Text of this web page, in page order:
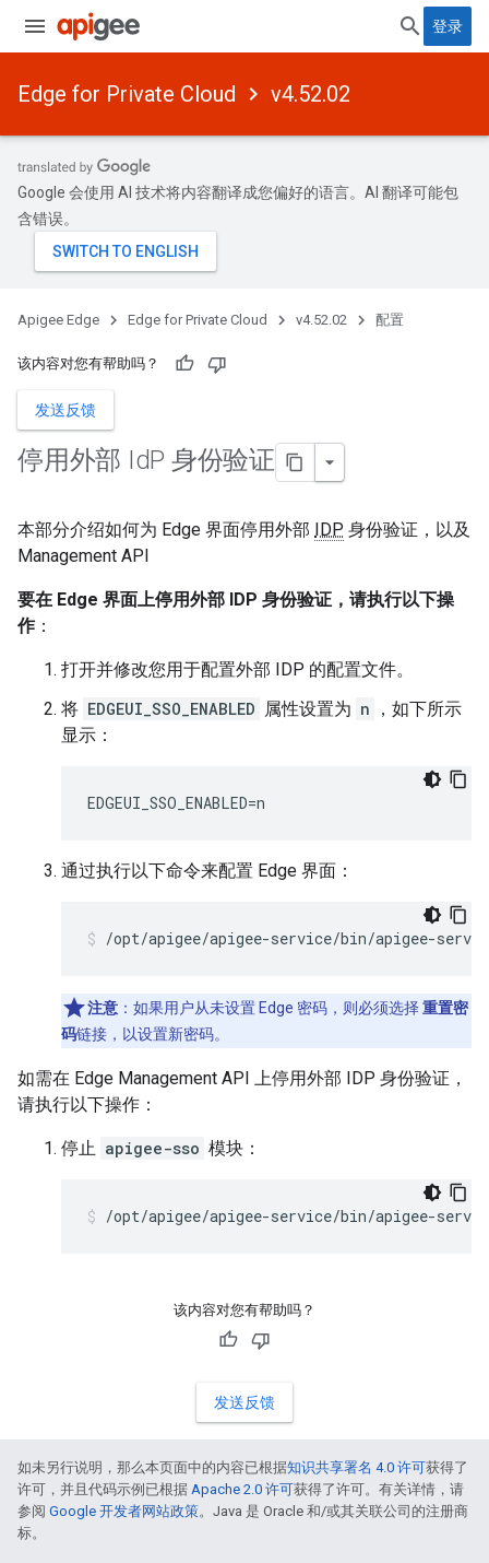
登录
Edge for Private Cloud v4.52.02
Google 会使用 AI 技术将内容翻译成您偏好的语言。AI 翻译可能包
含错误。
Apigee Edge Edge for Private Cloud v4.52.02 配置
该内容对您有帮助吗？
发送反馈
停用外部 IdP 身份验证
本部分介绍如何为 Edge 界面停用外部 IDP 身份验证，以及
Management API
要在 Edge 界面上停用外部 IDP 身份验证，请执行以下操
作：
打开并修改您用于配置外部 IDP 的配置文件。
将 EDGEUI_SSO_ENABLED 属性设置为 n
，如下所示
显示：
EDGEUI_SSO_ENABLED=n
通过执行以下命令来配置 Edge 界面：
/opt/apigee/apigee-service/bin/apigee-
注意 ：如果用户从未设置 Edge 密码，则必须选择 重置密
码链接，以设置新密码。
如需在 Edge Management API 上停用外部 IDP 身份验证，
请执行以下操作：
停止 apigee-sso 模块：
/opt/apigee/apigee-service/bin/apigee-
该内容对您有帮助吗？
发送反馈
如未另行说明，那么本页面中的内容已根据知识共享署名 4.0 许可获得了
许可，并且代码示例已根据 Apache 2.0 许可获得了许可。有关详情，请
参阅 Google 开发者网站政策。Java 是 Oracle 和/或其关联公司的注册商
标。